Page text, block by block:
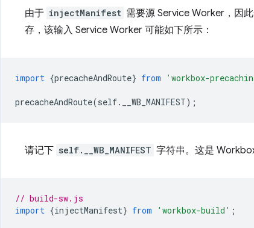
由于 injectManifest 需要源 Service Worker，因
存，该输入 Service Worker 可能如下所示：
import {precacheAndRoute} from 'workbox-
precacheAndRoute(self. __WB_MANIFEST);
请记下 self.__WB_MANIFEST 字符串。这是
// build-sw.js
import {injectManifest} from 'workbox-build' ;